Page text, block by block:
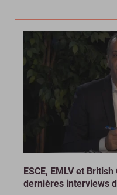
ESCE, EMLV et
dernières interviews